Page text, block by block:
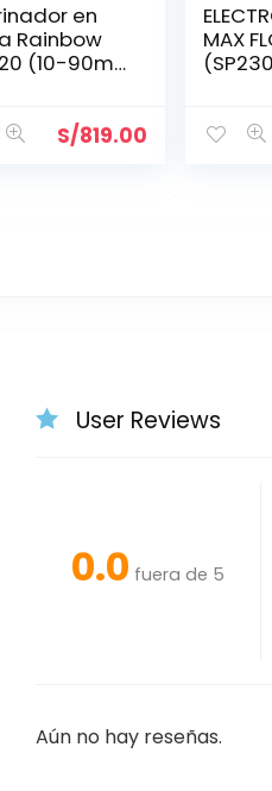
en
Rainbow
(10-90m³)
S/819.00
MAX
User Reviews
0.0 fuera de 5
Aún no hay reseñas.